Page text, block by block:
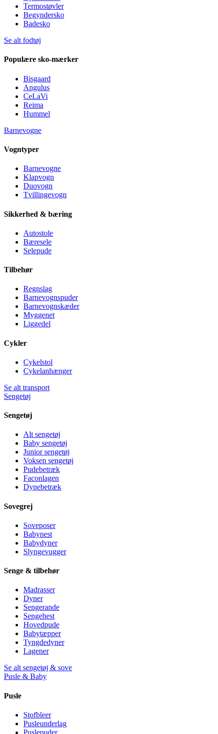
Termostøvler
Begyndersko
Badesko
Se alt fodtøj
Populære sko-mærker
Bisgaard
Angulus
CeLaVi
Reima
Hummel
Barnevogne
Vogntyper
Barnevogne
Klapvogn
Duovogn
Tvillingevogn
Sikkerhed & bæring
Autostole
Bæresele
Selepude
Tilbehør
Regnslag
Barnevognspuder
Barnevognskæder
Myggenet
Liggedel
Cykler
Cykelstol
Cykelanhænger
Se alt transport
Sengetøj
Sengetøj
Alt sengetøj
Baby sengetøj
Junior sengetøj
Voksen sengetøj
Pudebetræk
Faconlagen
Dynebetræk
Sovegrej
Soveposer
Babynest
Babydyner
Slyngevugger
Senge & tilbehør
Madrasser
Dyner
Sengerande
Sengehest
Hovedpude
Babytæpper
Tyngdedyner
Lagener
Se alt sengetøj & sove
Pusle & Baby
Pusle
Stofbleer
Pusleunderlag
Puslepuder